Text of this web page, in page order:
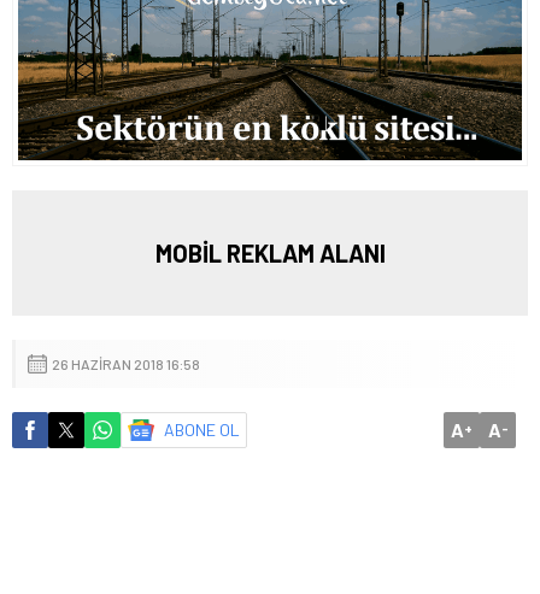
MOBİL REKLAM ALANI
26 HAZIRAN 2018 16:58
ABONE OL A+ A-